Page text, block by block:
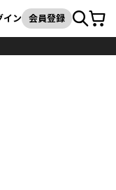
検索
イン 会員登録カート